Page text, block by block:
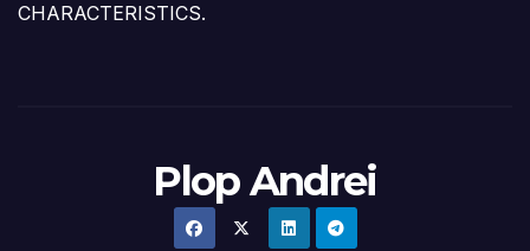
CHARACTERISTICS.
Plop Andrei